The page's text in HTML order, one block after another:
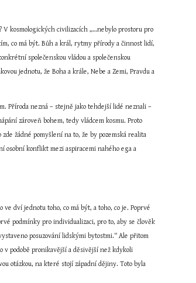
kosmologických civilizacích „…nebylo prostoru pro
co má být. Bůh a král, rytmy přírody a činnost lidí,
společenskou vládou a společenskou
jednotu, že Boha a krále, Nebe a Zemi, Pravdu a
Příroda nezná – stejně jako tehdejší lidé neznali –
zároveň bohem, tedy vládcem kosmu. Proto
žádné pomyšlení na to, že by pozemská realita
osobní konflikt mezi aspiracemi nahého ega a
dví jednotu toho, co má být, a toho, co je. Poprvé
podmínky pro individualizaci, pro to, aby se člověk
posuzování lidskými bytostmi.“ Ale přitom
v podobě pronikavější a děsivější než kdykoli
otázkou, na které stojí západní dějiny. Toto byla